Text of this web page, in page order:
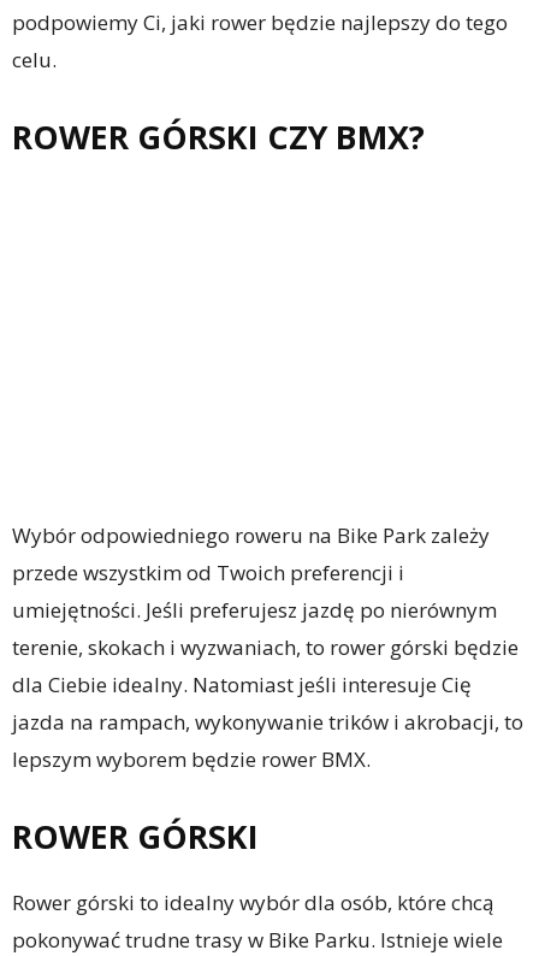
podpowiemy Ci, jaki rower będzie najlepszy do tego
celu.
ROWER GÓRSKI CZY BMX?
Wybór odpowiedniego roweru na Bike Park zależy
przede wszystkim od Twoich preferencji i
umiejętności. Jeśli preferujesz jazdę po nierównym
terenie, skokach i wyzwaniach, to rower górski będzie
dla Ciebie idealny. Natomiast jeśli interesuje Cię
jazda na rampach, wykonywanie trików i akrobacji, to
lepszym wyborem będzie rower BMX.
ROWER GÓRSKI
Rower górski to idealny wybór dla osób, które chcą
pokonywać trudne trasy w Bike Parku. Istnieje wiele